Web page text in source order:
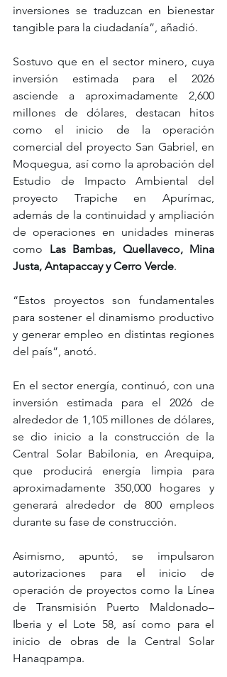
inversiones se traduzcan en bienestar
tangible para la ciudadanía”, añadió.
Sostuvo que en el sector minero, cuya
inversión estimada para el 2026
asciende a aproximadamente 2,600
millones de dólares, destacan hitos
como el inicio de la operación
comercial del proyecto San Gabriel, en
Moquegua, así como la aprobación del
Estudio de Impacto Ambiental del
proyecto Trapiche en Apurímac,
además de la continuidad y ampliación
de operaciones en unidades mineras
como Las Bambas, Quellaveco, Mina
Justa, Antapaccay y Cerro Verde.
“Estos proyectos son fundamentales
para sostener el dinamismo productivo
y generar empleo en distintas regiones
del país”, anotó.
En el sector energía, continuó, con una
inversión estimada para el 2026 de
alrededor de 1,105 millones de dólares,
se dio inicio a la construcción de la
Central Solar Babilonia, en Arequipa,
que producirá energía limpia para
aproximadamente 350,000 hogares y
generará alrededor de 800 empleos
durante su fase de construcción.
Asimismo, apuntó, se impulsaron
autorizaciones para el inicio de
operación de proyectos como la Línea
de Transmisión Puerto Maldonado–
Iberia y el Lote 58, así como para el
inicio de obras de la Central Solar
Hanaqpampa.